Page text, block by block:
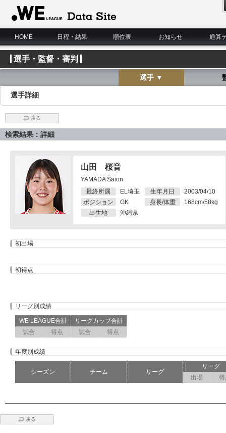
WE LEAGUE Data Site
HOME
日程・結果 順位表 お知らせ 通算
選手・監督・審判
選手 ▼
選手詳細
戻る
検索結果：詳細
山田 桜音
YAMADA Saion
最終所属
EL埼玉
ポジション
GK
出生地
沖縄県
生年月日
2003/04/10
身長/体重
168cm/58kg
初出場
初得点
リーグ別成績
WE LEAGUE合計
リーグカップ合計
試合
得点 試合 得点
年度別成績
シーズン チーム リーグ
リーグ
出場
得
戻る